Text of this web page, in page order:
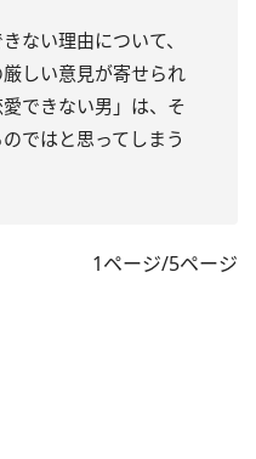
ない理由について、
厳しい意見が寄せられ
できない男」は、そ
ではと思ってしまう
1ページ/5ページ